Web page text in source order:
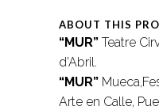
ABOUT THIS
“MUR” Teatre
d’Abril.
“MUR”
Arte en Calle,